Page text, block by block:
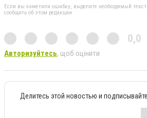
Если вы заметили ошибку, выделите необходимый
сообщить об этом редакции
0,0
Авторизуйтесь, щоб оцінити
Делитесь этой новостью и